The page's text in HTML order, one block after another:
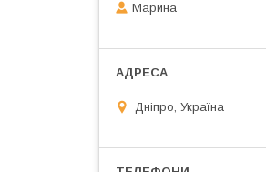
Марина
Дніпро, Україна